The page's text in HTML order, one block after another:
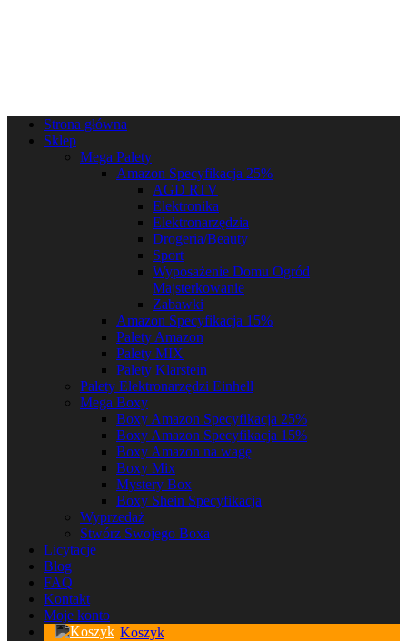
Strona główna
Sklep
Mega Palety
Amazon Specyfikacja 25%
AGD RTV
Elektronika
Elektronarzędzia
Drogeria/Beauty
Sport
Wyposażenie Domu Ogród
Majsterkowanie
Zabawki
Amazon Specyfikacja 15%
Palety Amazon
Palety MIX
Palety Klarstein
Palety Elektronarzędzi Einhell
Mega Boxy
Boxy Amazon Specyfikacja 25%
Boxy Amazon Specyfikacja 15%
Boxy Amazon na wagę
Boxy Mix
Mystery Box
Boxy Shein Specyfikacja
Wyprzedaż
Stwórz Swojego Boxa
Licytacje
Blog
FAQ
Kontakt
Moje konto
Koszyk